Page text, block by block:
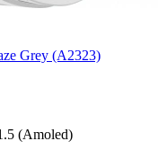
Grey (A2323)
(Amoled)